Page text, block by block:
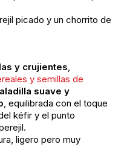
picado y un chorrito de
y crujientes,
y semillas de
suave y
, equilibrada con el toque
kéfir y el punto
ligero pero muy